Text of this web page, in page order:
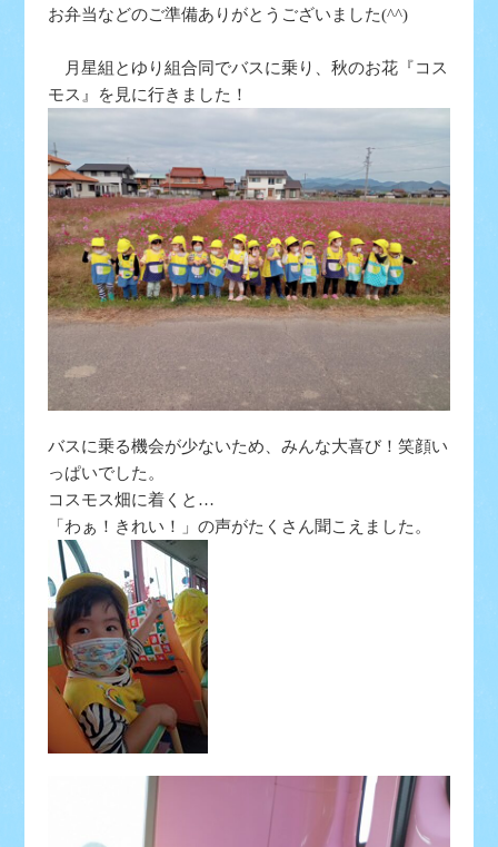
お弁当などのご準備ありがとうございました(^^)
月星組とゆり組合同でバスに乗り、秋のお花『コス
モス』を見に行きました！
バスに乗る機会が少ないため、みんな大喜び！笑顔い
っぱいでした。
コスモス畑に着くと…
「わぁ！きれい！」の声がたくさん聞こえました。